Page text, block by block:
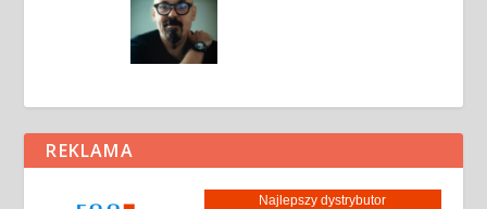
REKLAMA
Najlepszy dystrybutor